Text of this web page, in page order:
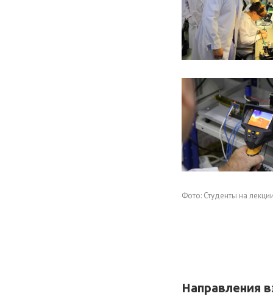
Фото: Студенты на
Направления